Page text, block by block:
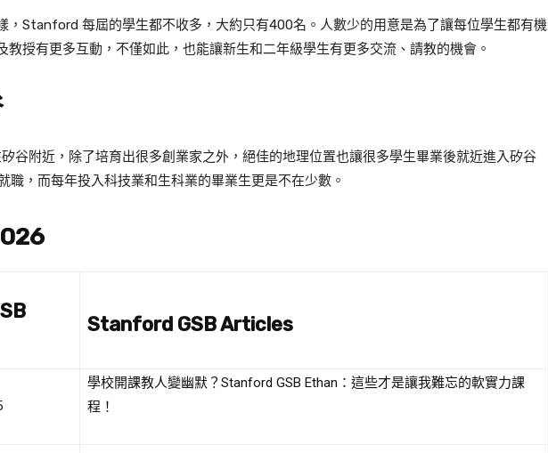
，Stanford 每屆的學生都不收多，大約只有400名。人數少的用意是為了讓每位學生都有機
教授有更多互動，不僅如此，也能讓新生和二年級學生有更多交流、請教的機會。
谷附近，除了培育出很多創業家之外，絕佳的地理位置也讓很多學生畢業後就近進入矽谷
職，而每年投入科技業和生科業的畢業生更是不在少數。
Stanford GSB Articles
學校開課教人變幽默？Stanford GSB Ethan：這些才是讓我難忘的軟實力課
程！